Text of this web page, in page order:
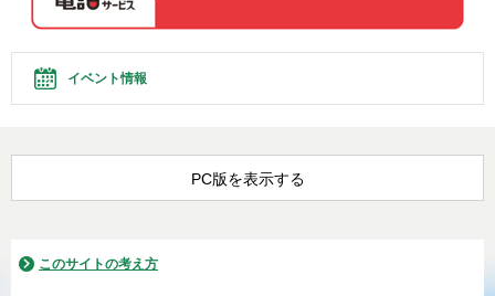
イベント情報
PC版を表示する
このサイトの考え方